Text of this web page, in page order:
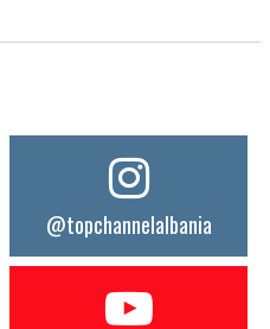
@topchannelalbania